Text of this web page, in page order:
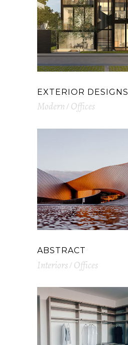
EXTERIOR DESIGNS
Modern Offices
ABSTRACT
Interiors Offices